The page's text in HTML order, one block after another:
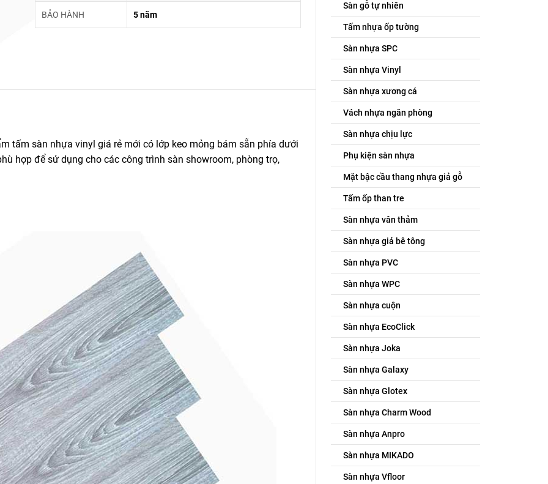
BẢO HÀNH 5 năm
tấm sàn nhựa vinyl giá rẻ mới có lớp keo mỏng bám sẵn phía dưới
hợp để sử dụng cho các công trình sàn showroom, phòng trọ,
Sàn gỗ tự nhiên
Tấm nhựa ốp tường
Sàn nhựa SPC
Sàn nhựa Vinyl
Sàn nhựa xương cá
Vách nhựa ngăn phòng
Sàn nhựa chịu lực
Phụ kiện sàn nhựa
Mặt bậc cầu thang nhựa giả gỗ
Tấm ốp than tre
Sàn nhựa vân thảm
Sàn nhựa giả bê tông
Sàn nhựa PVC
Sàn nhựa WPC
Sàn nhựa cuộn
Sàn nhựa EcoClick
Sàn nhựa Joka
Sàn nhựa Galaxy
Sàn nhựa Glotex
Sàn nhựa Charm Wood
Sàn nhựa Anpro
Sàn nhựa MIKADO
Sàn nhựa Vfloor